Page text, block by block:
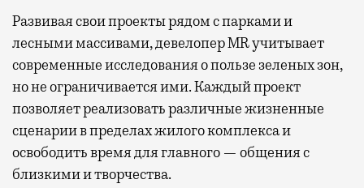
Развиваясвои проекты рядом с парками и
лесными массивами, девелопер MR учитывает
современные исследования о пользе зеленых зон,
но не ограничивается ими. Каждый проект
позволяет реализовать различные жизненные
сценарии в пределах жилого комплекса и
освободить время для главного — общения с
близкими и творчества.